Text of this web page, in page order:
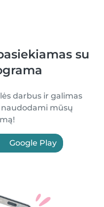
su
darbus ir galimas
mūsų
Google Play